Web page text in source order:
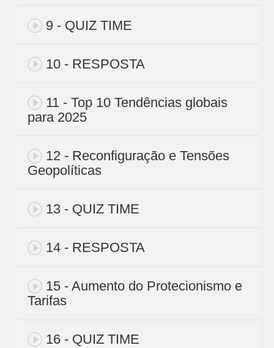
9 - QUIZ TIME
10 - RESPOSTA
11 - Top 10 Tendências globais
para 2025
12 - Reconfiguração e Tensões
Geopolíticas
13 - QUIZ TIME
14 - RESPOSTA
15 - Aumento do Protecionismo e
Tarifas
16 - QUIZ TIME